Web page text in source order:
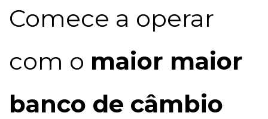
​Comece a operar
com o maior maior
banco de câmbio